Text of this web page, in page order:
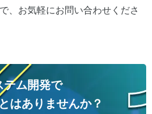
、お気軽にお問い合わせくださ
テム開発で
はありませんか？